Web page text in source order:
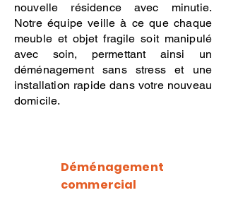
nouvelle résidence avec minutie.
Notre équipe veille à ce que chaque
meuble et objet fragile soit manipulé
avec soin, permettant ainsi un
déménagement sans stress et une
installation rapide dans votre nouveau
domicile.
Déménagement
commercial